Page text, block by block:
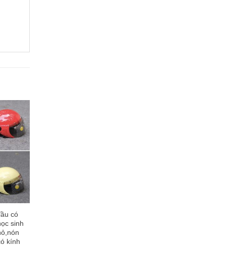
có
sinh
kính